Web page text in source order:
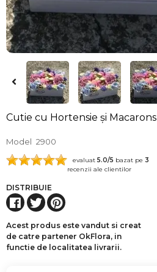
Cutie cu Hortensie și Macarons
Model 2900
evaluat 5.0/5 bazat pe 3
recenzii ale clientilor
DISTRIBUIE
Acest produs este vandut si creat
de catre partener OkFlora, in
functie de localitatea livrarii.